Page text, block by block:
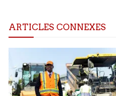
ARTICLES CONNEXES